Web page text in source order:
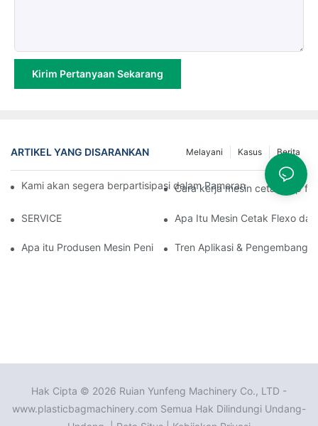
Kirim Pertanyaan Sekarang
ARTIKEL YANG DISARANKAN Berita
Kasus
Melayani
Kami akan segera berpartisipasi dalam Pameran Industri
Cara kerja mesin cetak tiup
SERVICE Apa Itu Mesin Cetak Flexo
Apa itu Produsen Mesin Peniup Film Profesional: Mitra Andal
Tren Aplikasi &
Hak Cipta © 2026 Ruian Yunfeng Machinery Co., LTD -
www.plasticbagmachinery.com Semua Hak Dilindungi Undang-